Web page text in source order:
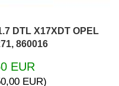
DTL X17XDT OPEL
860016
EUR
EUR)